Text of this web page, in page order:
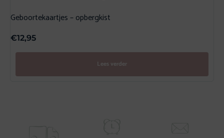
Geboortekaartjes – opbergkist
€12,95
Lees verder